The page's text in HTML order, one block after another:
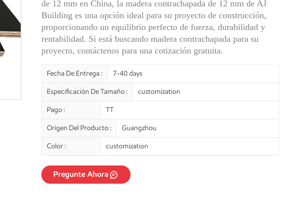
de 12 mm en China, la madera contrachapada de 12 mm de AJ
Building es una opción ideal para su proyecto de construcción,
proporcionando un equilibrio perfecto de fuerza, durabilidad y
rentabilidad. Si está buscando madera contrachapada para su
proyecto, contáctenos para una cotización gratuita.
Fecha De Entrega : 7-40 days
Especificación De Tamaño : customization
Pago : TT
Origen Del Producto : Guangzhou
Color : customization
Pregunte Ahora